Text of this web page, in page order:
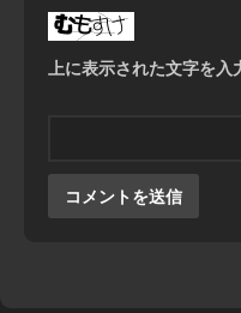
上に表示された文字を入